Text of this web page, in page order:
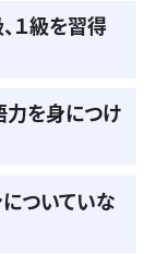
１級を習得
力を身につけ
ついていな